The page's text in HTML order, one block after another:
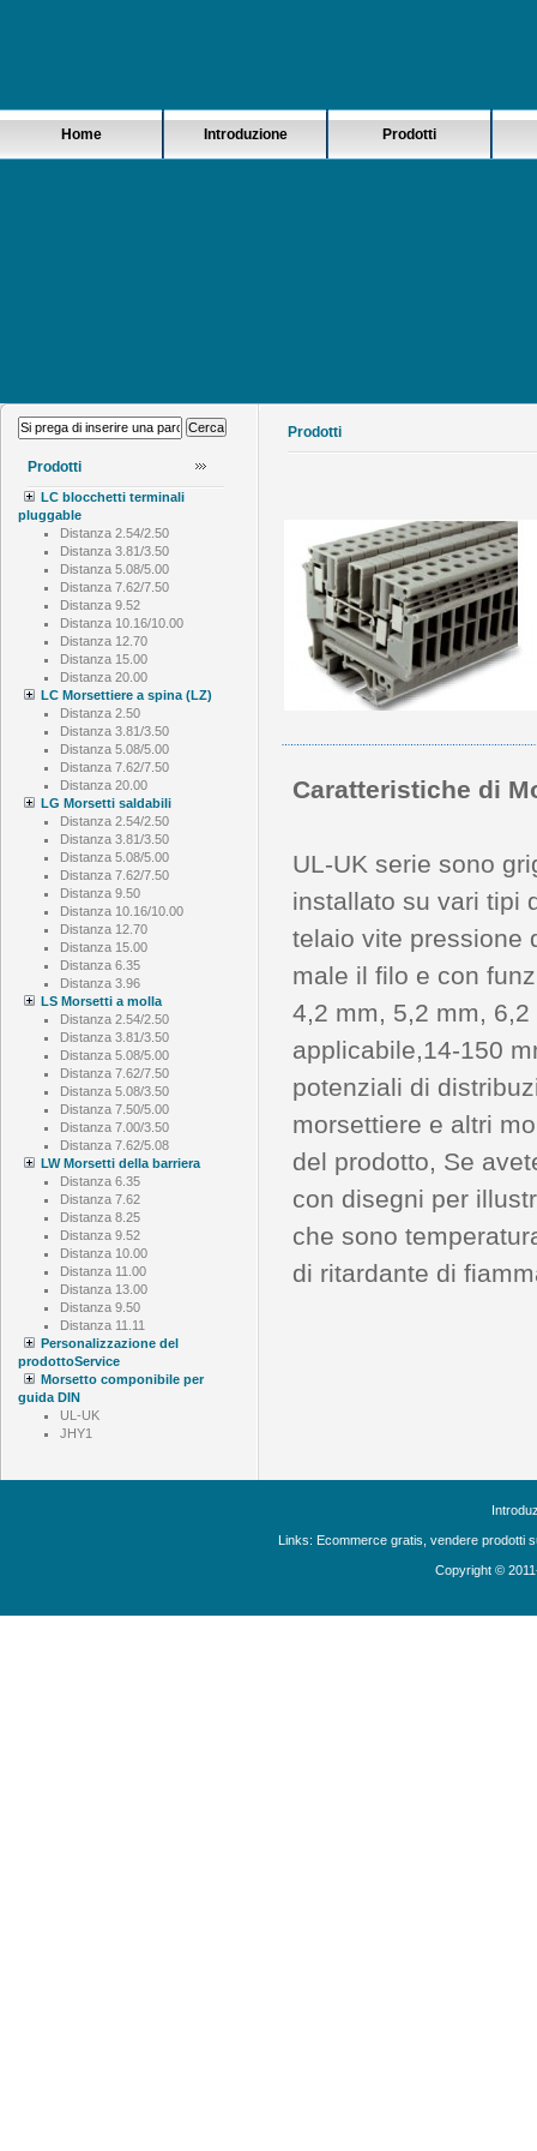
Home Introduzione Prodotti
Prodotti
LC blocchetti terminali
pluggable
Distanza 2.54/2.50
Distanza 3.81/3.50
Distanza 5.08/5.00
Distanza 7.62/7.50
Distanza 9.52
Distanza 10.16/10.00
Distanza 12.70
Distanza 15.00
Distanza 20.00
LC Morsettiere a spina (LZ)
Distanza 2.50
Distanza 3.81/3.50
Distanza 5.08/5.00
Distanza 7.62/7.50
Distanza 20.00
LG Morsetti saldabili
Distanza 2.54/2.50
Distanza 3.81/3.50
Distanza 5.08/5.00
Distanza 7.62/7.50
Distanza 9.50
Distanza 10.16/10.00
Distanza 12.70
Distanza 15.00
Distanza 6.35
Distanza 3.96
LS Morsetti a molla
Distanza 2.54/2.50
Distanza 3.81/3.50
Distanza 5.08/5.00
Distanza 7.62/7.50
Distanza 5.08/3.50
Distanza 7.50/5.00
Distanza 7.00/3.50
Distanza 7.62/5.08
LW Morsetti della barriera
Distanza 6.35
Distanza 7.62
Distanza 8.25
Distanza 9.52
Distanza 10.00
Distanza 11.00
Distanza 13.00
Distanza 9.50
Distanza 11.11
Personalizzazione del
prodottoService
Morsetto componibile per
guida DIN
UL-UK
JHY1
Prodotti
Caratteristiche di
UL-UK serie sono
installato su vari tipi
telaio vite pressione
male il filo e con
4,2 mm, 5,2 mm,
applicabile,14-150
potenziali di
morsettiere e altri
del prodotto, Se
con disegni per
che sono
di ritardante di
Links: Ecommerce gratis, vendere prodotti
Copyright ©